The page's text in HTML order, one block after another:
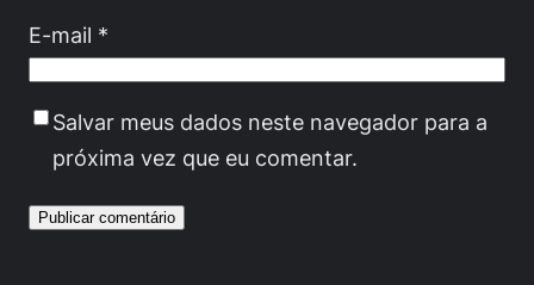
E-mail *
Salvar meus dados neste navegador para a
próxima vez que eu comentar.